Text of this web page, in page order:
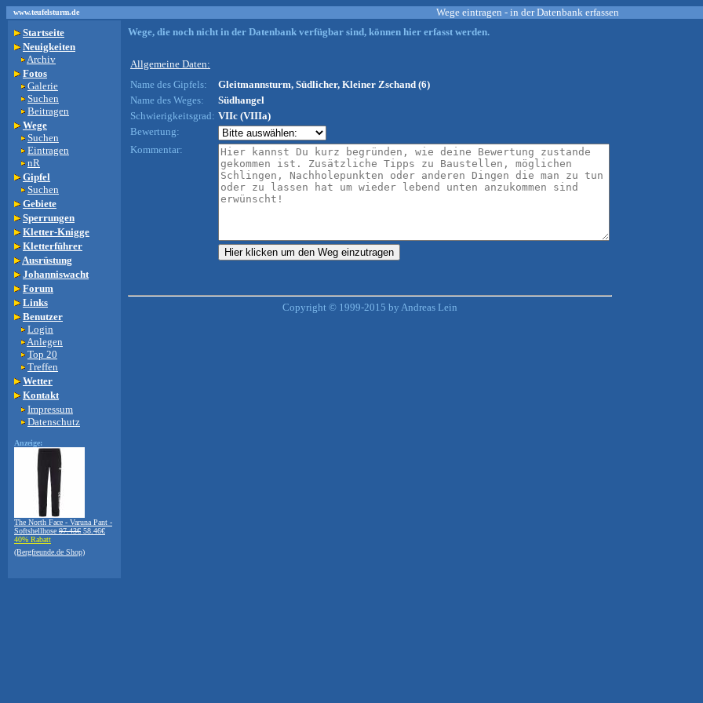
www.teufelsturm.de Wege eintragen - in der Datenbank erfassen
Startseite
Neuigkeiten
Archiv
Fotos
Galerie
Suchen
Beitragen
Wege
Suchen
Eintragen
nR
Gipfel
Suchen
Gebiete
Sperrungen
Kletter-Knigge
Kletterführer
Ausrüstung
Johanniswacht
Forum
Links
Benutzer
Login
Anlegen
Top 20
Treffen
Wetter
Kontakt
Impressum
Datenschutz
Anzeige:
The North Face - Varuna Pant -
Softshellhose 97.43€ 58.46€
40% Rabatt
(Bergfreunde.de Shop)
Wege, die noch nicht in der Datenbank verfügbar sind, können hier erfasst werden.
Allgemeine Daten:
Name des Gipfels:
Gleitmannsturm, Südlicher, Kleiner Zschand (6)
Name des Weges:
Südhangel
Schwierigkeitsgrad: VIIc (VIIIa)
Bewertung:
Kommentar:
Copyright © 1999-2015 by Andreas Lein